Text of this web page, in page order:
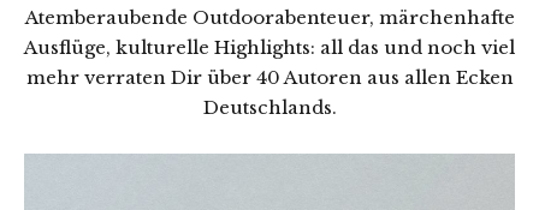
Atemberaubende Outdoorabenteuer, märchenhafte
Ausflüge, kulturelle Highlights: all das und noch viel
mehr verraten Dir über 40 Autoren aus allen Ecken
Deutschlands.